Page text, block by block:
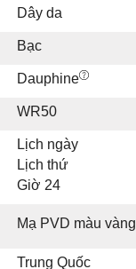
Dây da
Bạc
Dauphine
WR50
Lịch ngày
Lịch thứ
Giờ 24
Mạ PVD màu vàng
Trung Quốc